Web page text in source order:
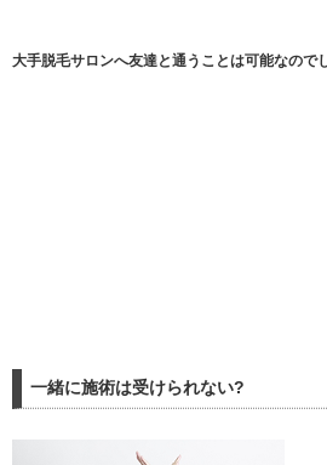
大手脱毛サロンへ友達と通うことは可能なので
一緒に施術は受けられない?